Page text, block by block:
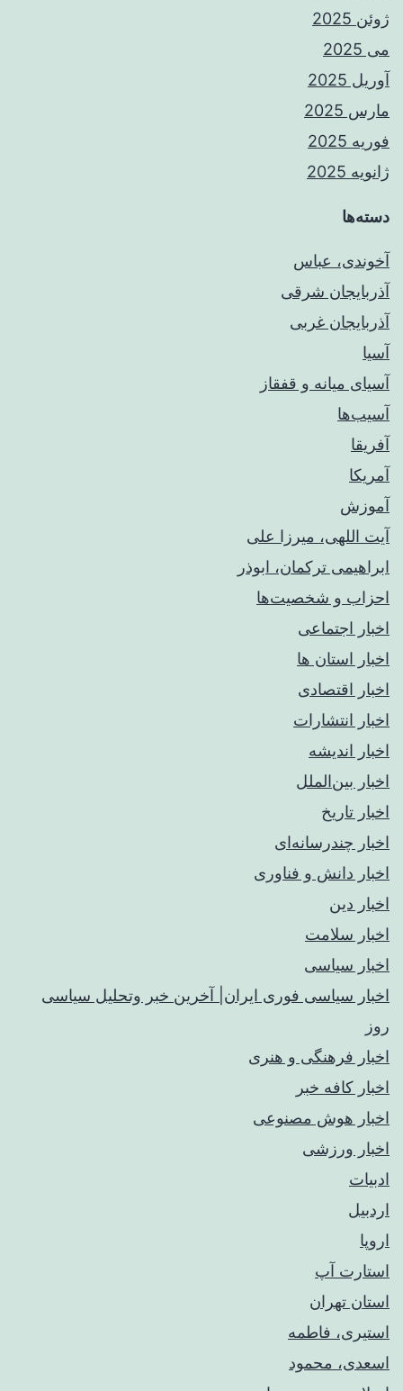
ژوئن 2025
می 2025
آوریل 2025
مارس 2025
فوریه 2025
ژانویه 2025
دسته‌ها
آخوندی، عباس
آذربایجان شرقی
آذربایجان غربی
آسیا
آسیای میانه و قفقاز
آسیب‌ها
آفریقا
آمریکا
آموزش
آیت اللهی، میرزا علی
ابراهیمی ترکمان، ابوذر
احزاب و شخصیت‌ها
اخبار اجتماعی
اخبار استان ها
اخبار اقتصادی
اخبار انتشارات
اخبار اندیشه
اخبار بین‌الملل
اخبار تاریخ
اخبار چندرسانه‌ای
اخبار دانش و فناوری
اخبار دین
اخبار سلامت
اخبار سیاسی
اخبار سیاسی فوری ایران| آخرین خبر وتحلیل سیاسی
روز
اخبار فرهنگی و هنری
اخبار کافه خبر
اخبار هوش مصنوعی
اخبار ورزشی
ادبیات
اردبیل
اروپا
استارت آپ
استان تهران
استیری، فاطمه
اسعدی، محمود